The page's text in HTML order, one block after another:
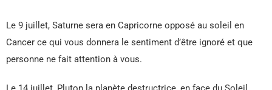
Le 9 juillet, Saturne sera en Capricorne opposé au soleil en
Cancer ce qui vous donnera le sentiment d’être ignoré et que
personne ne fait attention à vous.